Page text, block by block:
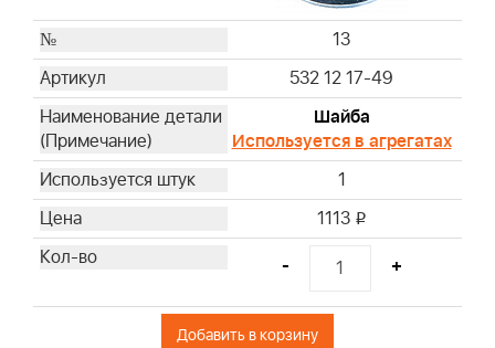
13
532 12 17-49
Шайба
Используется в агрегатах
1
1113 i
- +
Добавить в корзину